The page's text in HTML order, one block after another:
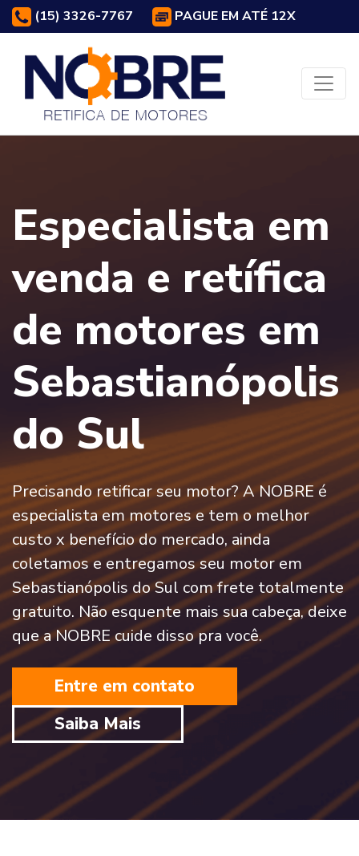
(15) 3326-7767 PAGUE EM ATÉ 12X
Especialista em
venda e retífica
de motores em
Sebastianópolis
do Sul
Precisando retificar seu motor? A NOBRE é
especialista em motores e tem o melhor
custo x benefício do mercado, ainda
coletamos e entregamos seu motor em
Sebastianópolis do Sul com frete totalmente
gratuito. Não esquente mais sua cabeça, deixe
que a NOBRE cuide disso pra você.
Entre em contato
Saiba Mais